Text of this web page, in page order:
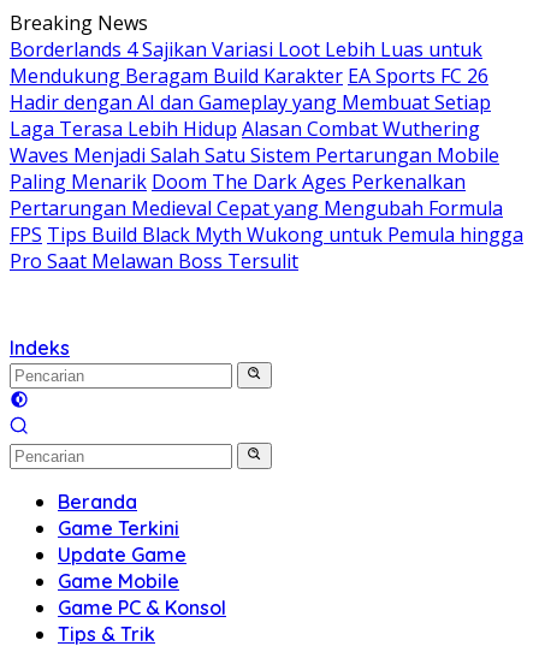
Langsung
ke
konten
Breaking News
Borderlands 4 Sajikan Variasi Loot Lebih Luas untuk
Mendukung Beragam Build Karakter EA Sports FC 26
Hadir dengan AI dan Gameplay yang Membuat Setiap
Laga Terasa Lebih Hidup Alasan Combat Wuthering
Waves Menjadi Salah Satu Sistem Pertarungan Mobile
Paling Menarik Doom The Dark Ages Perkenalkan
Pertarungan Medieval Cepat yang Mengubah Formula
FPS Tips Build Black Myth Wukong untuk Pemula hingga
Pro Saat Melawan Boss Tersulit
Indeks
Beranda
Game Terkini
Update Game
Game Mobile
Game PC & Konsol
Tips & Trik